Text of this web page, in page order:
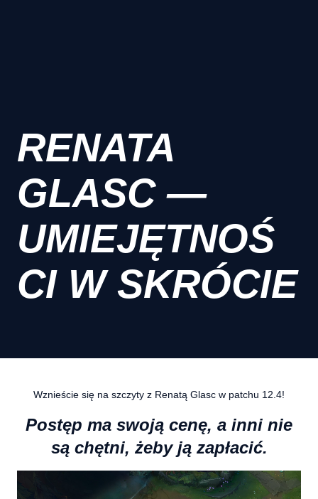
RENATA
GLASC —
UMIEJĘTNOŚ
CI W SKRÓCIE
Wznieście się na szczyty z Renatą Glasc w patchu 12.4!
Postęp ma swoją cenę, a inni nie
są chętni, żeby ją zapłacić.